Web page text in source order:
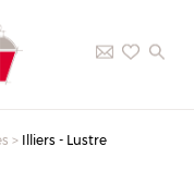
> Illiers - Lustre